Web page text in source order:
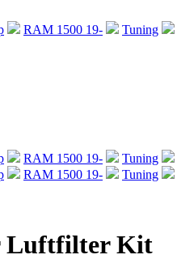
RAM 1500 19- Tuning
RAM 1500 19- Tuning
RAM 1500 19- Tuning
Luftfilter Kit